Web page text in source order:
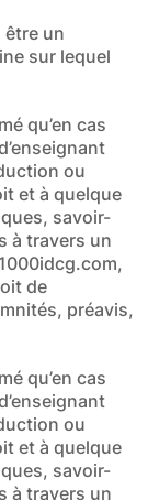
être un
sur lequel
qu’en cas
ou
et à quelque
savoir-
à travers un
de
préavis,
qu’en cas
ou
et à quelque
savoir-
à travers un